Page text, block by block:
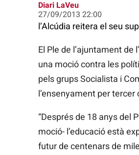
Diari LaVeu
27/09/2013 22:00
l’Alcúdia reitera el seu
El Ple de l’ajuntament
una moció contra les
pels grups Socialista i
l’ensenyament per tercer
“Després de 18 anys del
moció- l’educació està
futur de centenars de